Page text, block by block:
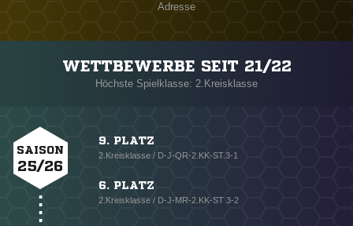
Adresse
WETTBEWERBE SEIT 21/22
Höchste Spielklasse: 2.Kreisklasse
SAISON
25/26
9. PLATZ
2.Kreisklasse / D-J-QR-2.KK-ST.3-1
6. PLATZ
2.Kreisklasse / D-J-MR-2.KK-ST 3-2